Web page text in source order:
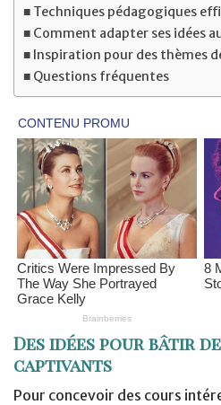
Techniques pédagogiques
Comment adapter ses idées
Inspiration pour des thèmes
Questions fréquentes
Des idées pour bâtir
captivants
Pour concevoir des cours